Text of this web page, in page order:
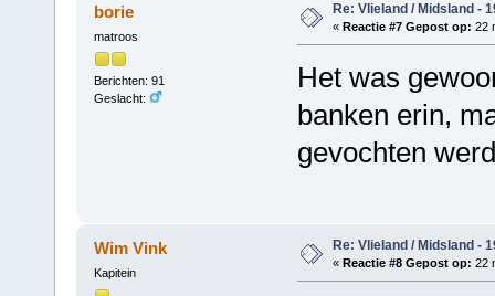
borie
matroos
Berichten: 91
Geslacht:
Re: Vlieland / Midsland -
« Reactie #7 Gepost op: 22
Het was
banken erin,
gevochten
Wim Vink
Kapitein
Re: Vlieland / Midsland -
« Reactie #8 Gepost op: 22